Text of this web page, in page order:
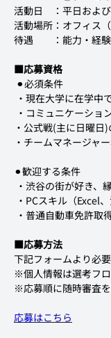
活動日　：平日およ
活動場所：オフィス
待遇　　：能力・経
■応募資格
⚫︎必須条件
・現在大学に在学中
・コミュニケーショ
・公式戦(主に日曜日
・チームマネージャ
⚫︎歓迎する条件
・渋谷の街が好き、
・PCスキル（Excel
・普通自動車免許取
■応募方法
下記フォームより必
※個人情報は選考フ
※応募順に随時審査
応募はこちら